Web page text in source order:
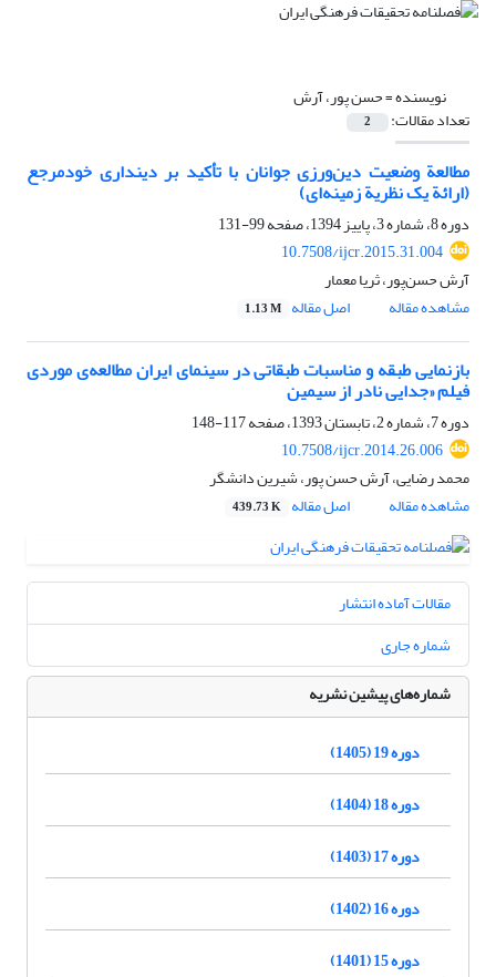
نویسنده =حسن پور، آرش
تعداد مقالات: 2
مطالعة وضعیت دین‌ورزی جوانان با تأکید بر دینداری خودمرجع
(ارائة یک نظریة زمینه‌ای)
دوره 8، شماره 3، پاییز 1394، صفحه
99-131
10.7508/ijcr.2015.31.004
آرش حسن‌پور، ثریا معمار
مشاهده مقاله
اصل مقاله 1.13 M
بازنمایی طبقه و مناسبات طبقاتی در سینمای ایران مطالعه‌ی موردی
فیلم «جدایی نادر از سیمین
دوره 7، شماره 2، تابستان 1393، صفحه
117-148
10.7508/ijcr.2014.26.006
محمد رضایی، آرش حسن پور، شیرین دانشگر
مشاهده مقاله
اصل مقاله 439.73 K
مقالات آماده انتشار
شماره جاری
شماره‌های پیشین نشریه
دوره 19 (1405)
دوره 18 (1404)
دوره 17 (1403)
دوره 16 (1402)
دوره 15 (1401)